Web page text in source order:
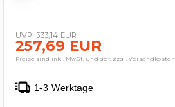
333,14 EUR
257,69 EUR
Preise sind inkl. MwSt. und ggf. zzgl. Versandkosten
1-3 Werktage